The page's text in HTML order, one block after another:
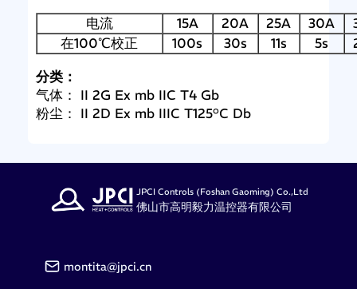
电流
15A 20A 25A 30A
在100℃校正
100s 30s 11s 5s
分类：
气体： II 2G Ex mb IIC T4 Gb
粉尘： II 2D Ex mb IIIC T125°C Db
JPCI Controls (Foshan Gaoming) Co.,Ltd
佛山市高明毅力温控器有限公司
montita@jpci.cn